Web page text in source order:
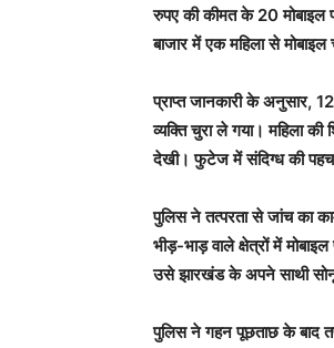
रुपए की कीमत के 20
बाजार में एक महिला से
प्राप्त जानकारी के अनुसार,
व्यक्ति चुरा ले गया। महिला
देखी। फुटेज में संदिग्ध की
पुलिस ने तत्परता से जांच का
भीड़-भाड़ वाले क्षेत्रों में
उसे झारखंड के अपने साथी सोनू
पुलिस ने गहन पूछताछ के बाद